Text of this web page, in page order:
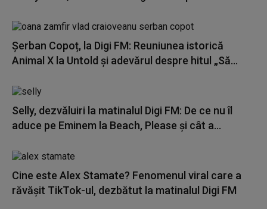
Șerban Copoț, la Digi FM: Reuniunea istorică
Animal X la Untold și adevărul despre hitul „Să...
Selly, dezvăluiri la matinalul Digi FM: De ce nu îl
aduce pe Eminem la Beach, Please și cât a...
Cine este Alex Stamate? Fenomenul viral care a
răvășit TikTok-ul, dezbătut la matinalul Digi FM